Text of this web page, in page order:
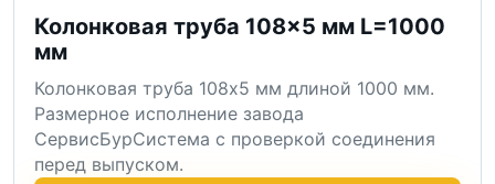
Колонковая труба 108×5 мм L=1000
мм
Колонковая труба 108x5 мм длиной 1000 мм.
Размерное исполнение завода
СервисБурСистема с проверкой соединения
перед выпуском.